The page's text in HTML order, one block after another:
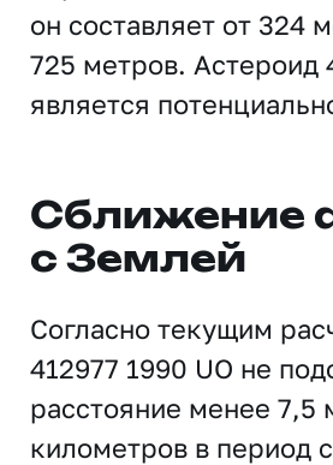
он составляет от 324
725 метров. Астероид
является
Сближение
с Землей
Согласно текущим
412977 1990 UO не
расстояние менее 7,5
километров в период